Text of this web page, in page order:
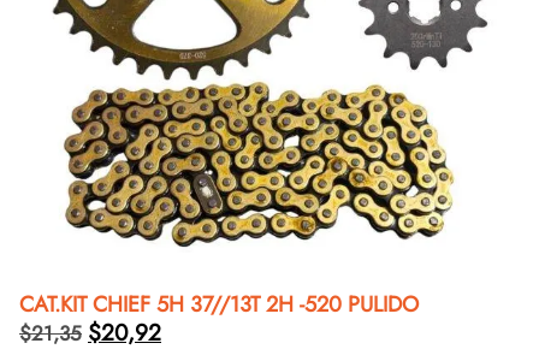
CAT.KIT CHIEF 5H 37//13T 2H -520 PULIDO
$21,35 $20,92